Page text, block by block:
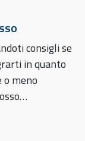
consigli se
in quanto
meno